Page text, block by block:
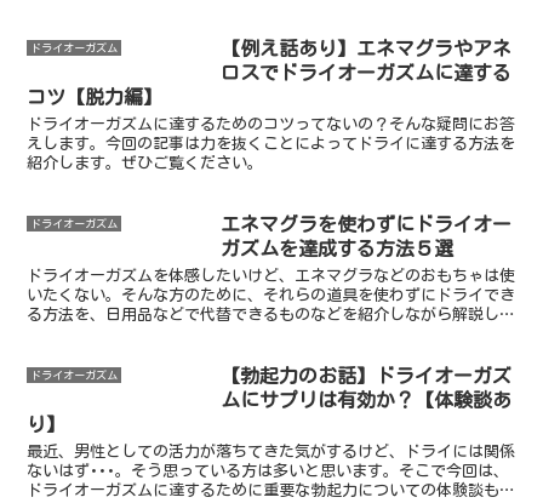
ドライオーガズム
【例え話あり】エネマグラやアネ
ロスでドライオーガズムに達する
コツ【脱力編】
ドライオーガズムに達するためのコツってないの？そんな疑問にお答
えします。今回の記事は力を抜くことによってドライに達する方法を
紹介します。ぜひご覧ください。
ドライオーガズム
エネマグラを使わずにドライオー
ガズムを達成する方法５選
ドライオーガズムを体感したいけど、エネマグラなどのおもちゃは使
いたくない。そんな方のために、それらの道具を使わずにドライでき
る方法を、日用品などで代替できるものなどを紹介しながら解説しま
ドライオーガズム
【勃起力のお話】ドライオーガズ
ムにサプリは有効か？【体験談あ
り】
最近、男性としての活力が落ちてきた気がするけど、ドライには関係
ないはず･･･。そう思っている方は多いと思います。そこで今回は、
ドライオーガズムに達するために重要な勃起力についての体験談も含